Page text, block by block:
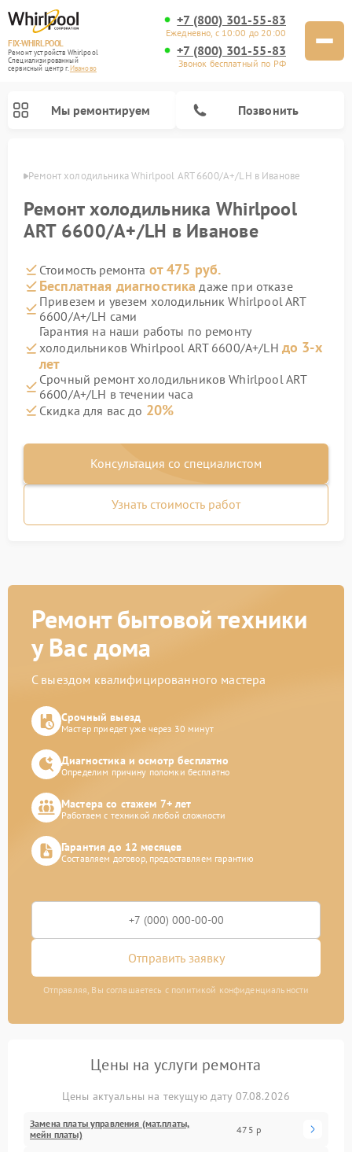
FIX-WHIRLPOOL
Ремонт устройств Whirlpool
Специализированный
cервисный центр г.Иваново
+7 (800) 301-55-83
Ежедневно, с 10:00 до 20:00
+7 (800) 301-55-83
Звонок бесплатный по РФ
Мы ремонтируем Позвонить
Ремонт холодильника Whirlpool ART 6600/A+/LH в Иванове
Ремонт холодильника Whirlpool
ART 6600/A+/LH в Иванове
Стоимость ремонта от 475 руб.
Бесплатная диагностика даже при отказе
Привезем и увезем холодильник Whirlpool ART
6600/A+/LH сами
Гарантия на наши работы по ремонту
холодильников Whirlpool ART 6600/A+/LH до 3-х
лет
Срочный ремонт холодильников Whirlpool ART
6600/A+/LH в течении часа
Скидка для вас до 20%
Консультация со специалистом
Узнать стоимость работ
Ремонт бытовой техники
у Вас дома
С выездом квалифицированного мастера
Срочный выезд
Мастер приедет уже через 30 минут
Диагностика и осмотр бесплатно
Определим причину поломки бесплатно
Мастера со стажем 7+ лет
Работаем с техникой любой сложности
Гарантия до 12 месяцев
Составляем договор, предоставляем гарантию
Отправить заявку
Отправляя, Вы соглашаетесь с политикой конфиденциальности
Цены на услуги ремонта
Цены актуальны на текущую дату 07.08.2026
Замена платы управления (мат.платы,
мейн платы)
475 р